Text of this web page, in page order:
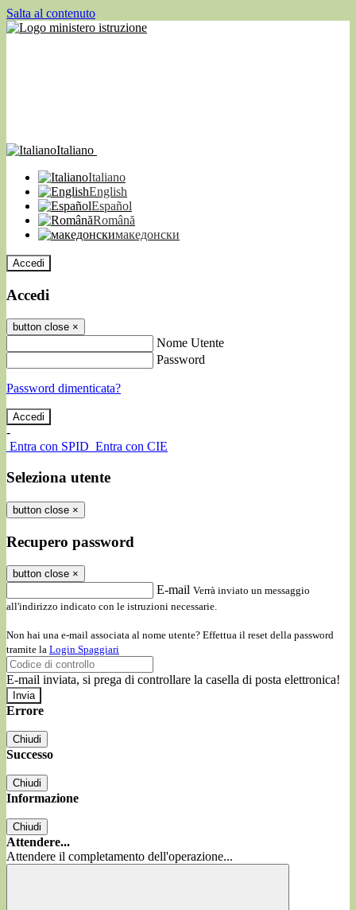
Salta al contenuto
Italiano
Italiano
English
Español
Română
македонски
Accedi
Accedi
button close ×
Nome Utente
Password
Password dimenticata?
-
Entra con SPID Entra con CIE
Seleziona utente
button close ×
Recupero password
button close ×
E-mail Verrà inviato un messaggio
all'indirizzo indicato con le istruzioni necessarie.
Non hai una e-mail associata al nome utente? Effettua il reset della password
tramite la Login Spaggiari
E-mail inviata, si prega di controllare la casella di posta elettronica!
Errore
Chiudi
Successo
Chiudi
Informazione
Chiudi
Attendere...
Attendere il completamento dell'operazione...